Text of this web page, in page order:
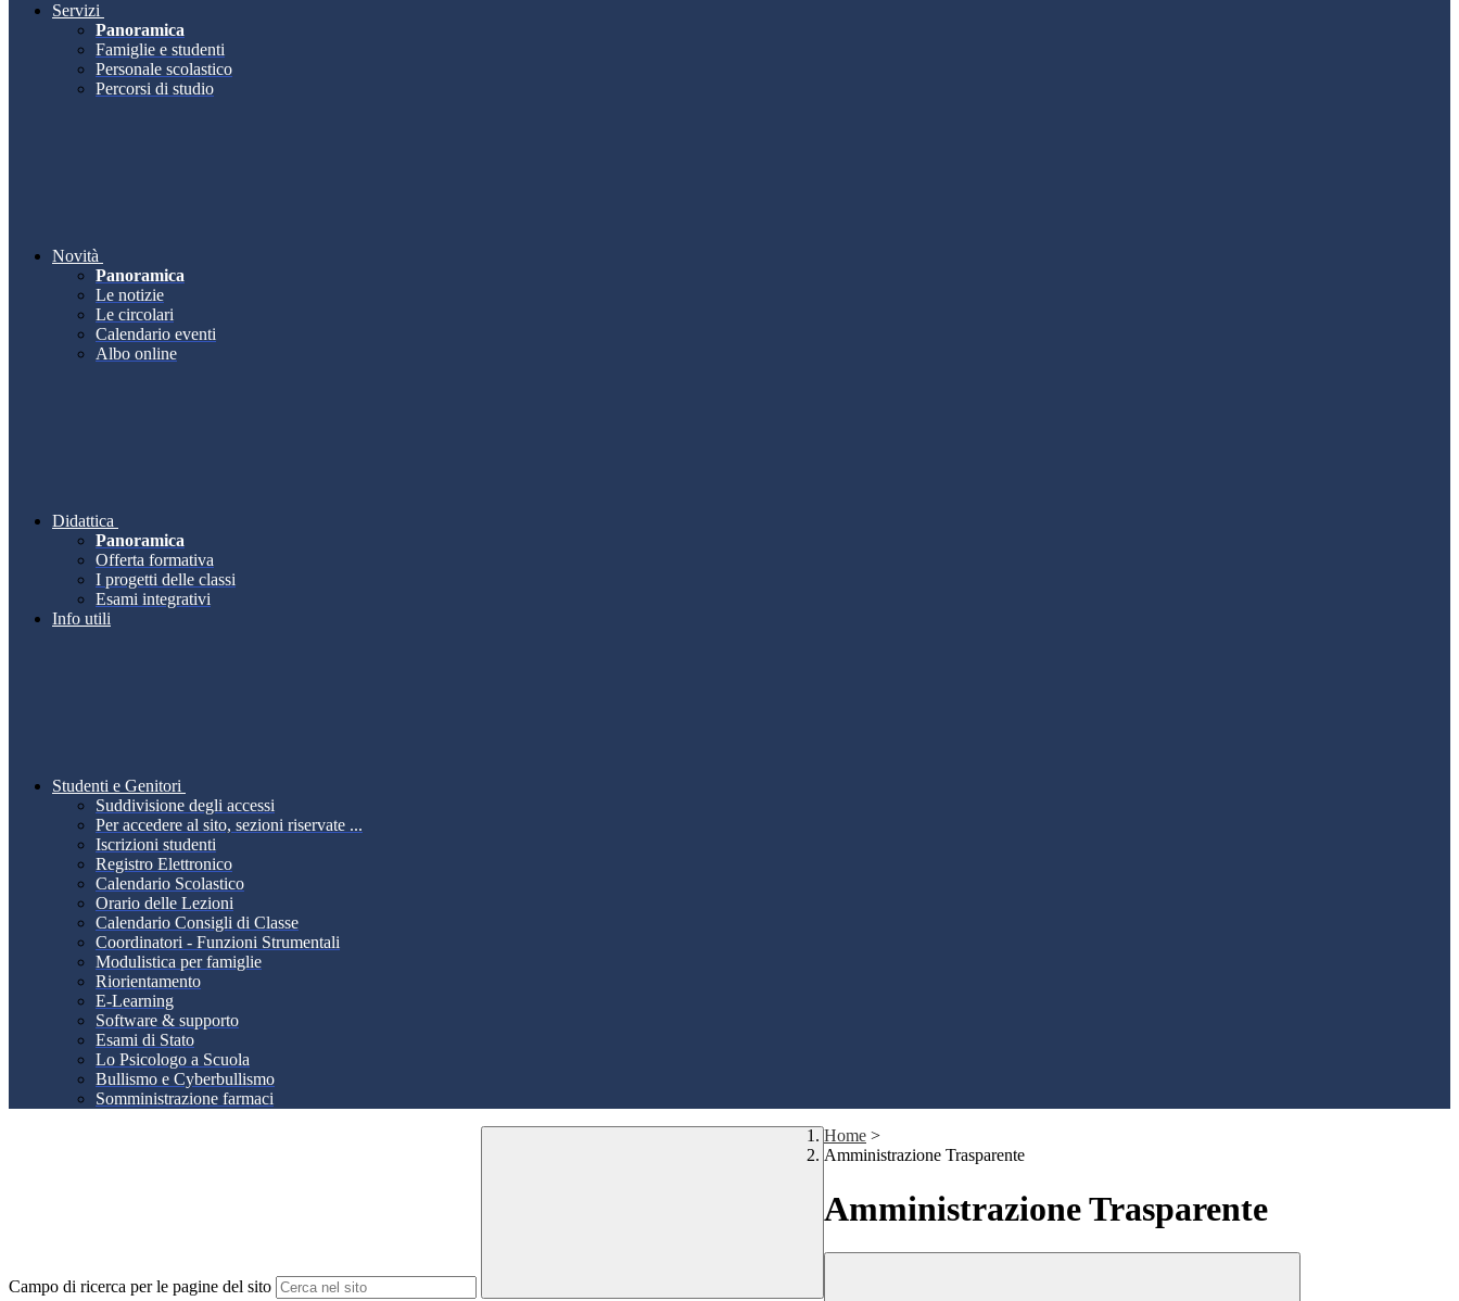
Servizi
Panoramica
Famiglie e studenti
Personale scolastico
Percorsi di studio
Novità
Panoramica
Le notizie
Le circolari
Calendario eventi
Albo online
Didattica
Panoramica
Offerta formativa
I progetti delle classi
Esami integrativi
Info utili
Studenti e Genitori
Suddivisione degli accessi
Per accedere al sito, sezioni riservate ...
Iscrizioni studenti
Registro Elettronico
Calendario Scolastico
Orario delle Lezioni
Calendario Consigli di Classe
Coordinatori - Funzioni Strumentali
Modulistica per famiglie
Riorientamento
E-Learning
Software & supporto
Esami di Stato
Lo Psicologo a Scuola
Bullismo e Cyberbullismo
Somministrazione farmaci
Campo di ricerca per le pagine del sito
Home >
Amministrazione Trasparente
Amministrazione Trasparente